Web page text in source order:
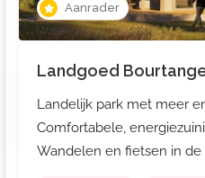
Aanrader
Landgoed
Landelijk park met meer
Comfortabele,
Wandelen en fietsen in